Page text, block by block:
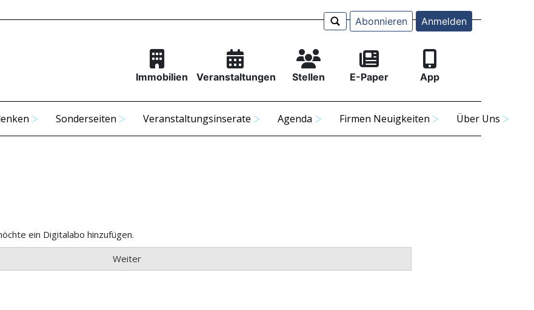
Abonnieren Anmelden
Immobilien Veranstaltungen Stellen E-Paper App
Sonderseiten Veranstaltungsinserate Agenda Firmen Neuigkeiten Über Uns